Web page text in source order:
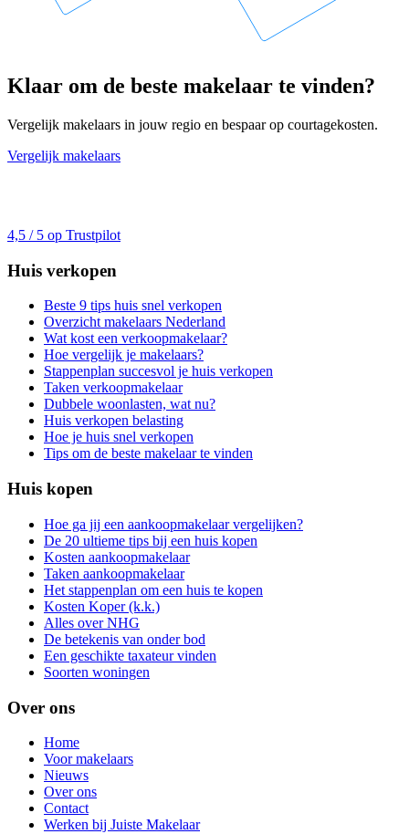
Klaar om de beste makelaar te vinden?
Vergelijk makelaars in jouw regio en bespaar op courtagekosten.
Vergelijk makelaars
4,5 / 5 op Trustpilot
Huis verkopen
Beste 9 tips huis snel verkopen
Overzicht makelaars Nederland
Wat kost een verkoopmakelaar?
Hoe vergelijk je makelaars?
Stappenplan succesvol je huis verkopen
Taken verkoopmakelaar
Dubbele woonlasten, wat nu?
Huis verkopen belasting
Hoe je huis snel verkopen
Tips om de beste makelaar te vinden
Huis kopen
Hoe ga jij een aankoopmakelaar vergelijken?
De 20 ultieme tips bij een huis kopen
Kosten aankoopmakelaar
Taken aankoopmakelaar
Het stappenplan om een huis te kopen
Kosten Koper (k.k.)
Alles over NHG
De betekenis van onder bod
Een geschikte taxateur vinden
Soorten woningen
Over ons
Home
Voor makelaars
Nieuws
Over ons
Contact
Werken bij Juiste Makelaar